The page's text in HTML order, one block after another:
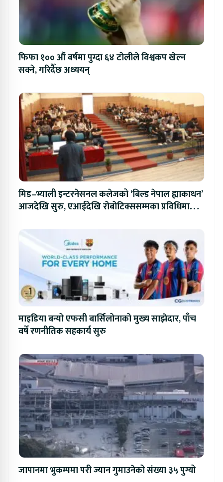
फिफा १०० औं बर्षमा पुग्दा ६४ टोलीले विश्वकप खेल्न
सक्ने, गरिदैँछ अध्ययन्
मिड–भ्याली इन्टरनेसनल कलेजको ‘बिल्ड नेपाल ह्याकाथन’
आजदेखि सुरु, एआईदेखि रोबोटिक्ससम्मका प्रविधिमा
माइडिया बन्यो एफसी बार्सिलोनाको मुख्य साझेदार, पाँच
वर्षे रणनीतिक सहकार्य सुरु
जापानमा भुकम्पमा परी ज्यान गुमाउनेको संख्या ३५ पुग्यो